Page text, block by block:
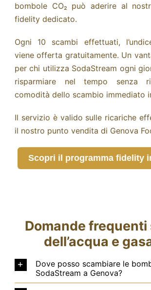
bombole CO₂ può aderire al
fidelity dedicato.
Ogni 10 scambi effettuati,
viene offerta gratuitamente. Un
per chi utilizza SodaStream ogni
risparmiare nel tempo senza
comodità dello scambio immediato
Il servizio è valido sulle ricariche
il nostro punto vendita di Genova
Scopri il programma fidelity
Domande
dell’acqua e
Dove posso scambiare le
SodaStream a Genova?